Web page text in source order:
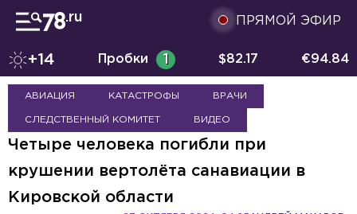
ПРЯМОЙ ЭФИР
+14 Пробки 1 $82.17 €94.84
АВИАЦИЯ КАТАСТРОФЫ ВРАЧИ
СЛЕДСТВЕННЫЙ КОМИТЕТ ВИДЕО
Четыре человека погибли при
крушении вертолёта санавиации в
Кировской области